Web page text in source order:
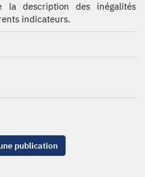
la description des inégalités
indicateurs.
publication